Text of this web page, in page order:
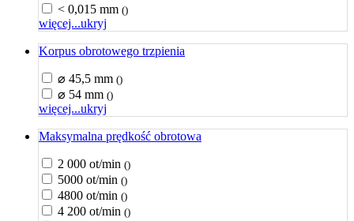
< 0,015 mm ()
więcej...ukryj
Korpus obrotowego trzpienia
⌀ 45,5 mm ()
⌀ 54 mm ()
więcej...ukryj
Maksymalna prędkość obrotowa
2 000 ot/min ()
5000 ot/min ()
4800 ot/min ()
4 200 ot/min ()